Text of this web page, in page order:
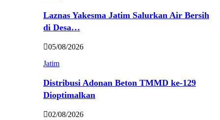
Laznas Yakesma Jatim Salurkan Air Bersih
di Desa…
05/08/2026
Jatim
Distribusi Adonan Beton TMMD ke-129
Dioptimalkan
02/08/2026